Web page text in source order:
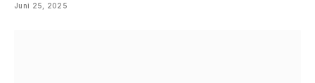
Juni 25, 2025